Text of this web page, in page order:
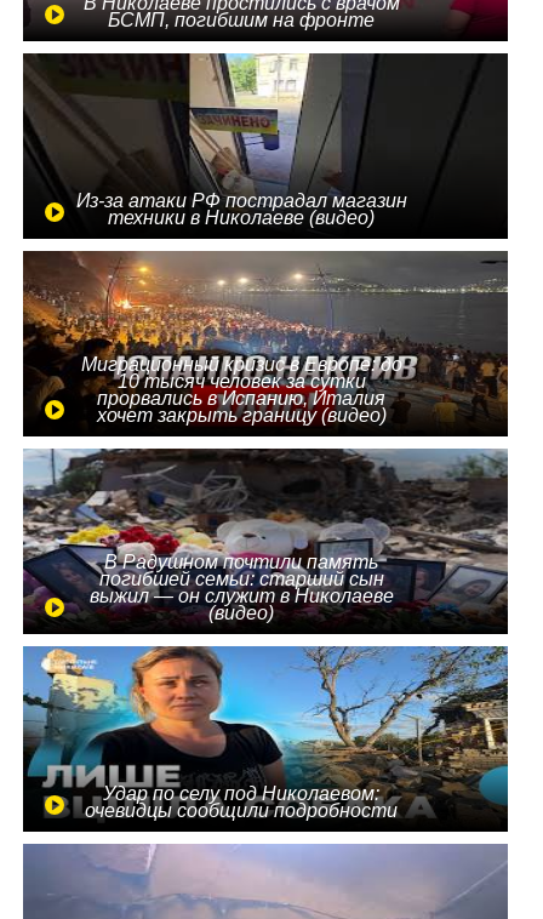
БСМП, погибшим на фронте
Из-за атаки РФ пострадал магазин
техники в Николаеве (видео)
Миграционный кризис в Европе: до
10 тысяч человек за сутки
прорвались в Испанию, Италия
хочет закрыть границу (видео)
В Радушном почтили память
погибшей семьи: старший сын
выжил — он служит в Николаеве
(видео)
Удар по селу под Николаевом:
очевидцы сообщили подробности